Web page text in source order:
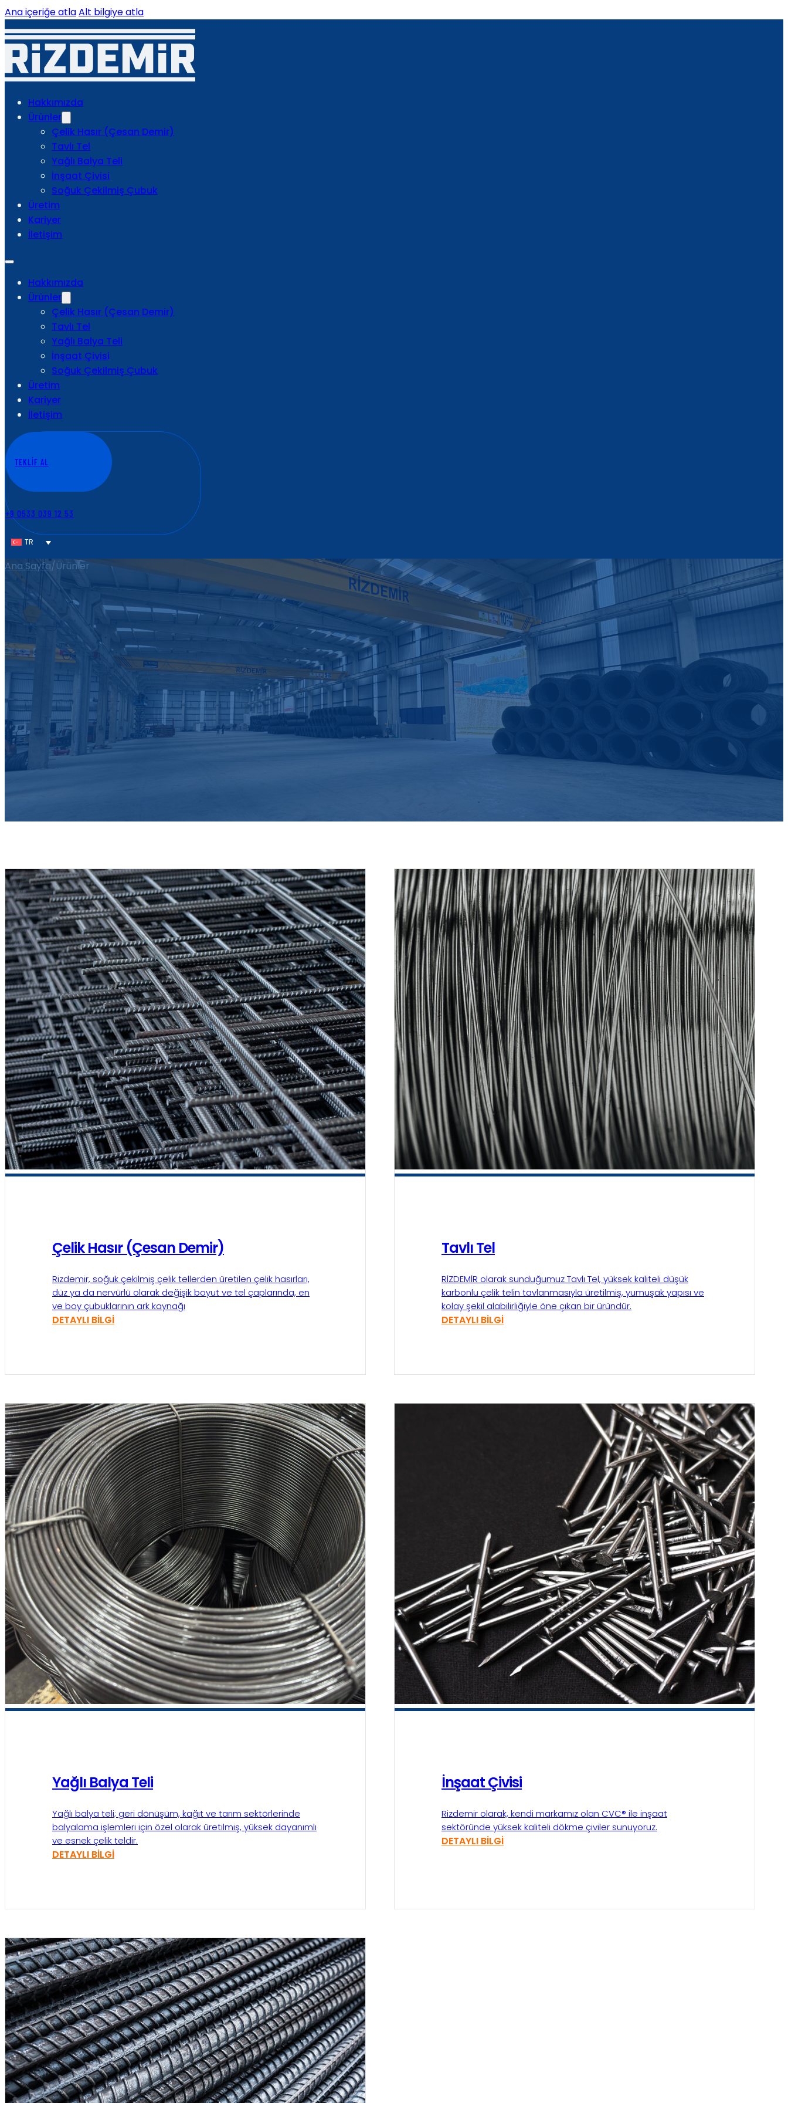
Ana içeriğe atlaAlt bilgiye atla
Hakkımızda
Ürünler
Çelik Hasır (Çesan Demir)
Tavlı Tel
Yağlı Balya Teli
İnşaat Çivisi
Soğuk Çekilmiş Çubuk
Üretim
Kariyer
İletişim
Hakkımızda
Ürünler
Çelik Hasır (Çesan Demir)
Tavlı Tel
Yağlı Balya Teli
İnşaat Çivisi
Soğuk Çekilmiş Çubuk
Üretim
Kariyer
İletişim
TEKLİF AL
+9 0533 039 12 53
TR
Ana Sayfa/Ürünler
Çelik Hasır (Çesan Demir)
Rizdemir, soğuk çekilmiş çelik tellerden üretilen çelik hasırları,
düz ya da nervürlü olarak değişik boyut ve tel çaplarında, en
ve boy çubuklarının ark kaynağı
DETAYLI BILGI
Tavlı Tel
RİZDEMİR olarak sunduğumuz Tavlı Tel, yüksek kaliteli düşük
karbonlu çelik telin tavlanmasıyla üretilmiş, yumuşak yapısı ve
kolay şekil alabilirliğiyle öne çıkan bir üründür.
DETAYLI BILGI
Yağlı Balya Teli
Yağlı balya teli; geri dönüşüm, kağıt ve tarım sektörlerinde
balyalama işlemleri için özel olarak üretilmiş, yüksek dayanımlı
ve esnek çelik teldir.
DETAYLI BILGI
İnşaat Çivisi
Rizdemir olarak, kendi markamız olan CVC® ile inşaat
sektöründe yüksek kaliteli dökme çiviler sunuyoruz.
DETAYLI BILGI